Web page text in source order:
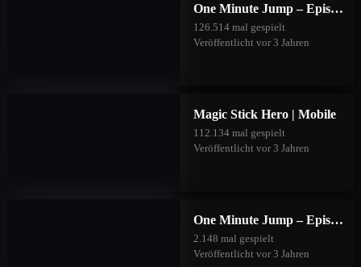
One Minute Jump – Episode Two | Mobile
126.514 mal gespielt
Veröffentlicht vor 3 Jahren
Magic Stick Hero | Mobile
112.134 mal gespielt
Veröffentlicht vor 3 Jahren
One Minute Jump – Episode Three | Mobile
2.148 mal gespielt
Veröffentlicht vor 3 Jahren